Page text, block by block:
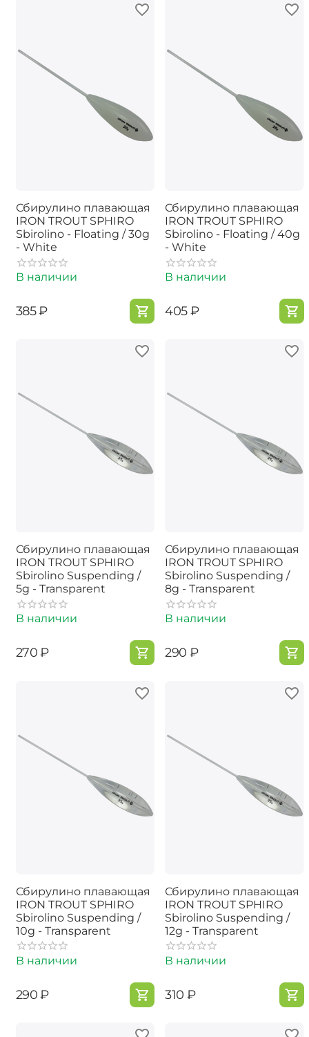
Сбирулино плавающая
IRON TROUT SPHIRO
Sbirolino - Floating / 30g
- White
В наличии
‍385‍₽
Сбирулино плавающая
IRON TROUT SPHIRO
Sbirolino - Floating / 40g
- White
В наличии
‍405‍₽
Сбирулино плавающая
IRON TROUT SPHIRO
Sbirolino Suspending /
5g - Transparent
В наличии
‍270‍ ₽
Сбирулино плавающая
IRON TROUT SPHIRO
Sbirolino Suspending /
8g - Transparent
В наличии
‍290‍ ₽
Сбирулино плавающая
IRON TROUT SPHIRO
Sbirolino Suspending /
10g - Transparent
В наличии
‍290‍ ₽
Сбирулино плавающая
IRON TROUT SPHIRO
Sbirolino Suspending /
12g - Transparent
В наличии
‍310‍ ₽